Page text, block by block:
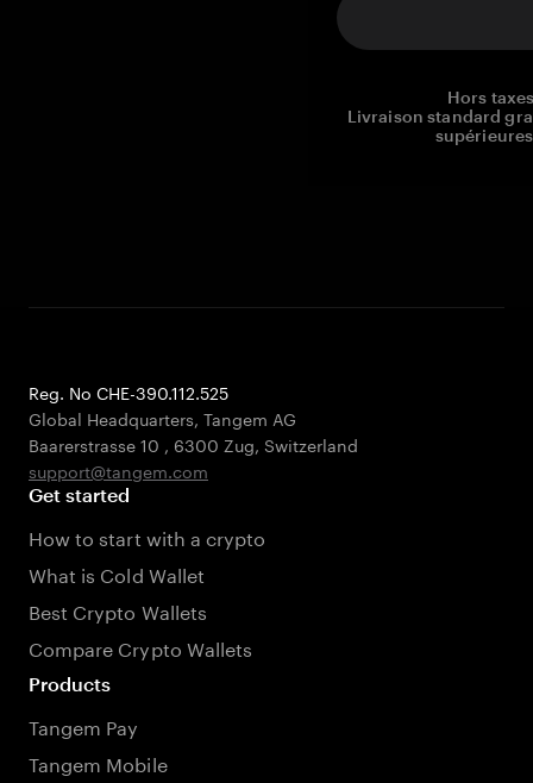
Hors
Livraison standard
Reg. No CHE-390.112.525
Global Headquarters, Tangem AG
Baarerstrasse 10 , 6300 Zug, Switzerland
support@tangem.com
Get started
How to start with a crypto
What is Cold Wallet
Best Crypto Wallets
Compare Crypto Wallets
Products
Tangem Pay
Tangem Mobile